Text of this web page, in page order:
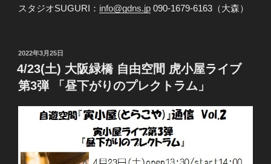
スタジオSUGURI： info@gdns.jp 090-1679-6163（大森）
投
稿
日:
2022年3月25日
4/23(土) 大阪緑橋 自由空間 虎小屋ライブ
第3弾 「昼下がりのプレクトラム」